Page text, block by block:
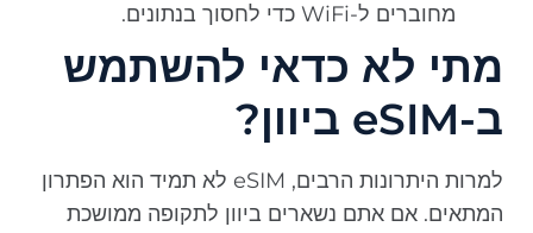
מחוברים ל-WiFi כדי לחסוך בנתונים.
מתי לא כדאי להשתמש
ב-eSIM ביוון?
למרות היתרונות הרבים, eSIM לא תמיד הוא הפתרון
המתאים. אם אתם נשארים ביוון לתקופה ממושכת